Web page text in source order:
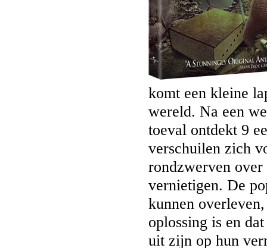
komt een kleine
wereld. Na een
toeval ontdekt 9
verschuilen zich
rondzwerven over
vernietigen. De
kunnen
oplossing is en
uit zijn op hun